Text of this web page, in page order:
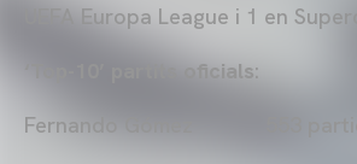
UEFA Europa League i 1 en
‘Top-10’ partits oficials:
Fernando Gómez 553